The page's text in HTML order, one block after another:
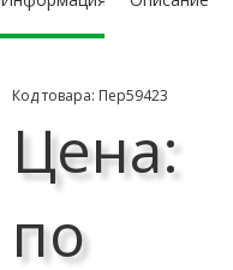
Код товара: Пер59423
Цена:
по